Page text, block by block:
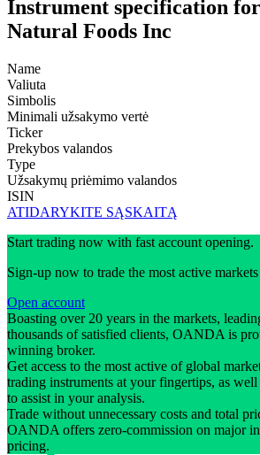
Instrument specification
Natural Foods Inc
Name
Valiuta
Simbolis
Minimali užsakymo vertė
Ticker
Prekybos valandos
Type
Užsakymų priėmimo valandos
ISIN
ATIDARYKITE SĄSKAITĄ
Start trading now with fast account opening.
Sign-up now to trade the most active markets
Open account
Boasting over 20 years in the markets,
thousands of satisfied clients, OANDA is
winning broker.
Get access to the most active of global
trading instruments at your fingertips, as
to assist in your analysis.
Trade without unnecessary costs and total
OANDA offers zero-commission on major
pricing.